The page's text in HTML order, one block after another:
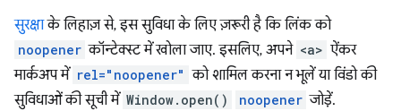
सुरक्षाके लिहाज़ से, इस सुविधा के लिए ज़रूरी है कि लिंक को
noopener कॉन्टेक्स्ट में खोला जाए. इसलिए, अपने <a> ऐंकर
मार्कअप में rel="noopener" को शामिल करना न भूलें या विंडो की
सुविधाओं की सूची में Window.open() noopener जोड़ें.